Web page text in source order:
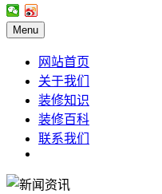
Menu
网站首页
关于我们
装修知识
装修百科
联系我们